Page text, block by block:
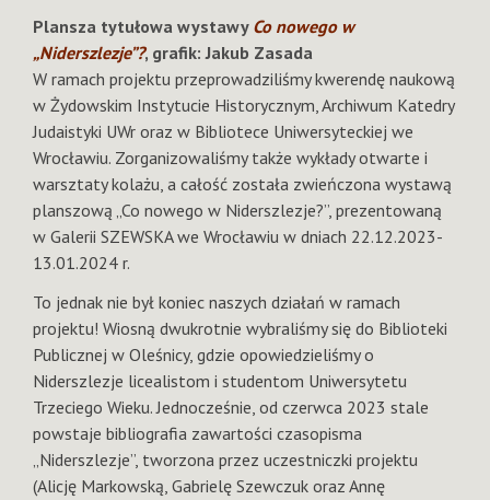
Plansza tytułowa wystawy Co nowego w
„Niderszlezje”?, grafik: Jakub Zasada
W ramach projektu przeprowadziliśmy kwerendę naukową
w Żydowskim Instytucie Historycznym, Archiwum Katedry
Judaistyki UWr oraz w Bibliotece Uniwersyteckiej we
Wrocławiu. Zorganizowaliśmy także wykłady otwarte i
warsztaty kolażu, a całość została zwieńczona wystawą
planszową „Co nowego w Niderszlezje?”, prezentowaną
w Galerii SZEWSKA we Wrocławiu w dniach 22.12.2023-
13.01.2024 r.
To jednak nie był koniec naszych działań w ramach
projektu! Wiosną dwukrotnie wybraliśmy się do Biblioteki
Publicznej w Oleśnicy, gdzie opowiedzieliśmy o
Niderszlezje licealistom i studentom Uniwersytetu
Trzeciego Wieku. Jednocześnie, od czerwca 2023 stale
powstaje bibliografia zawartości czasopisma
„Niderszlezje”, tworzona przez uczestniczki projektu
(Alicję Markowską, Gabrielę Szewczuk oraz Annę